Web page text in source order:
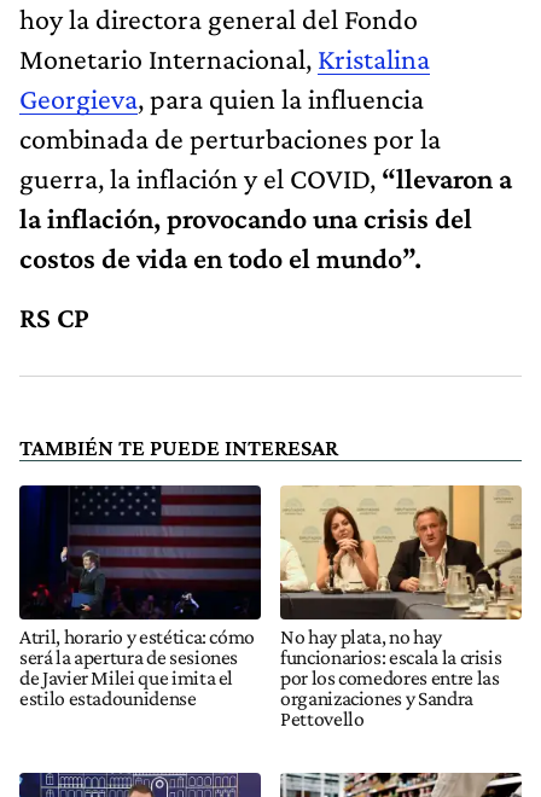
hoy la directora general del Fondo
Monetario Internacional, Kristalina
Georgieva, para quien la influencia
combinada de perturbaciones por la
guerra, la inflación y el COVID, “llevaron a
la inflación, provocando una crisis del
costos de vida en todo el mundo”.
RS CP
TAMBIÉN TE PUEDE INTERESAR
Atril, horario y estética: cómo
será la apertura de sesiones
de Javier Milei que imita el
estilo estadounidense
No hay plata, no hay
funcionarios: escala la crisis
por los comedores entre las
organizaciones y Sandra
Pettovello